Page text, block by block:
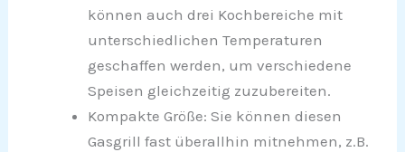
können auch drei Kochbereiche mit
unterschiedlichen Temperaturen
geschaffen werden, um verschiedene
Speisen gleichzeitig zuzubereiten.
Kompakte Größe: Sie können diesen
Gasgrill fast überallhin mitnehmen, z.B.